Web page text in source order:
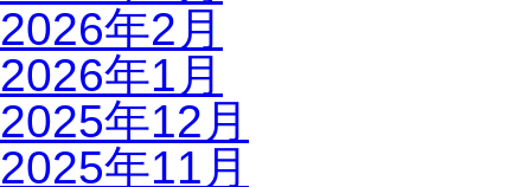
2026年2月
2026年1月
2025年12月
2025年11月